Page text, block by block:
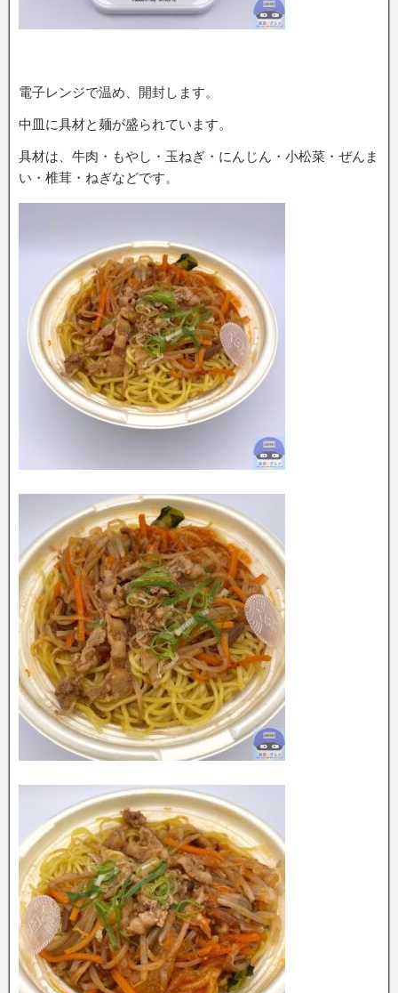
電子レンジで温め、開封します。
中皿に具材と麺が盛られています。
具材は、牛肉・もやし・玉ねぎ・にんじん・小松菜・ぜんま
い・椎茸・ねぎなどです。